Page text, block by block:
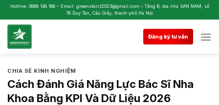
Skip
to
content
Hotline: 0868 148 168 – Email: greenstarct2023@gmail.com – Tầng 6, tòa nhà SAN NAM, số
78 Duy Tân, Cầu Giấy, thành phố Hà Nội
Đăng ký tư vấn
CHIA SẺ KINH NGHIỆM
Cách Đánh Giá Năng Lực Bác Sĩ Nha
Khoa Bằng KPI Và Dữ Liệu 2026